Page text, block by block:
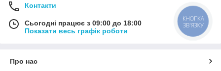
Контакти
Сьогодні працює з 09:00 до 18:00
Показати весь графік роботи
Про нас
КНОПКА
ЗВ'ЯЗКУ